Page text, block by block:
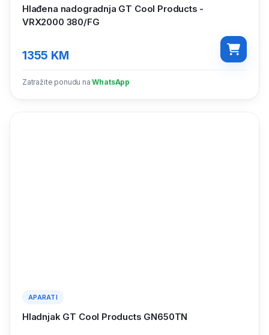
Hlađena nadogradnja GT Cool Products -
VRX2000 380/FG
1355 KM
Zatražite ponudu na WhatsApp
APARATI
Hladnjak GT Cool Products GN650TN